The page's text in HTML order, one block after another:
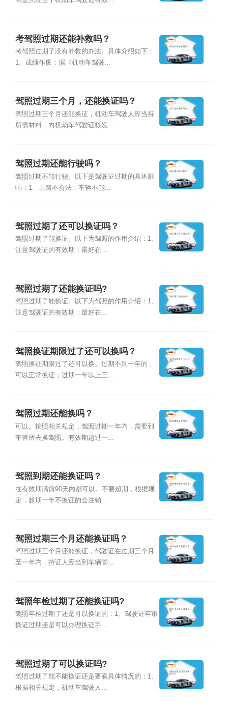
考驾照过期还能补救吗？
考驾照过期了没有补救的办法。具体介绍如下：
1、成绩作废：据《机动车驾驶...
驾照过期三个月，还能换证吗？
驾照过期三个月还能换证，机动车驾驶人应当持
所需材料，向机动车驾驶证核发...
驾照过期还能行驶吗？
驾照过期不能行驶。以下是驾驶证过期的具体影
响：1、上路不合法：车辆不能...
驾照过期了还可以换证吗？
驾照过期了能换证。以下为驾照的作用介绍：1、
注意驾驶证的有效期：最好在...
驾照过期了还能换证吗?
驾照过期了能换证。以下为驾照的作用介绍：1、
注意驾驶证的有效期：最好在...
驾照换证期限过了还可以换吗？
驾照换证期限过了还可以换。过期不到一年的，
可以正常换证；过期一年以上三...
驾照过期还能换吗？
可以。按照相关规定，驾照过期一年内，需要到
车管所去换驾照。有效期超过一...
驾照到期还能换证吗？
在有效期满前90天内都可以。不要超期，根据规
定，超期一年不换证的会注销...
驾照过期三个月还能换证吗？
驾照过期三个月还能换证，驾驶证在过期三个月
至一年内，持证人应当到车辆管...
驾照年检过期了还能换证吗?
驾照年检过期了还是可以换证的：1、驾驶证年审
换证过期还是可以办理换证手...
驾照过期了可以换证吗?
驾照过期了能不能换证还是要看具体情况的：1、
根据相关规定，机动车驾驶人...